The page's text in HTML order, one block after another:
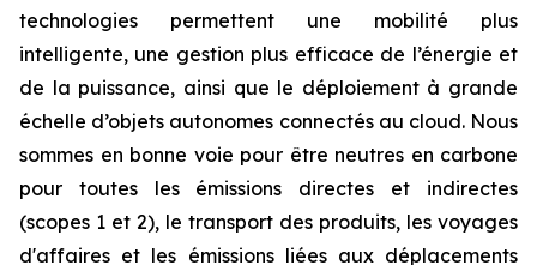
technologies permettent une mobilité plus
intelligente, une gestion plus efficace de l’énergie et
de la puissance, ainsi que le déploiement à grande
échelle d’objets autonomes connectés au cloud. Nous
sommes en bonne voie pour être neutres en carbone
pour toutes les émissions directes et indirectes
(scopes 1 et 2), le transport des produits, les voyages
d'affaires et les émissions liées aux déplacements